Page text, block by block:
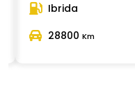
Ibrida
28800 Km